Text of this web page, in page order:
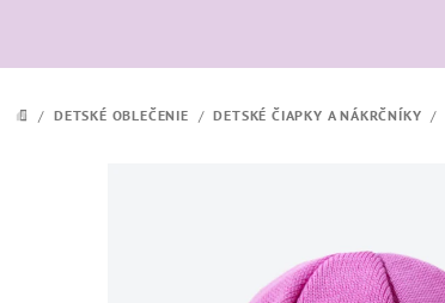
DOMOV
/ DETSKÉ OBLEČENIE / DETSKÉ ČIAPKY A NÁKRČNÍKY /